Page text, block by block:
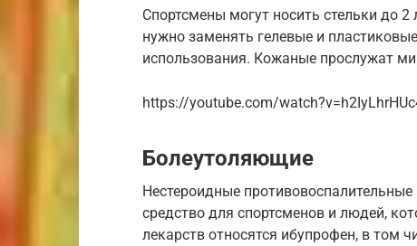
Спортсмены могут носить стельки до
нужно заменять гелевые и
использования. Кожаные прослужат
https://youtube.com/
Болеутоляющие
Нестероидные
средство для спортсменов и людей,
лекарств относятся ибупрофен, в том